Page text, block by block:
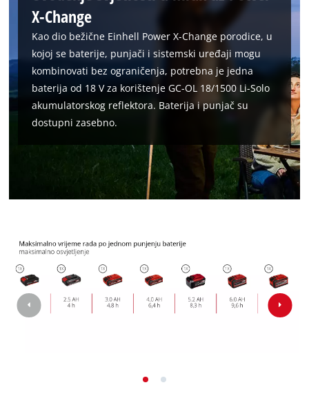
X-Change
Kao dio bežične Einhell Power X-Change porodice, u
kojoj se baterije, punjači i sistemski uređaji mogu
kombinovati bez ograničenja, potrebna je jedna
baterija od 18 V za korištenje GC-OL 18/1500 Li-Solo
akumulatorskog reflektora. Baterija i punjač su
dostupni zasebno.